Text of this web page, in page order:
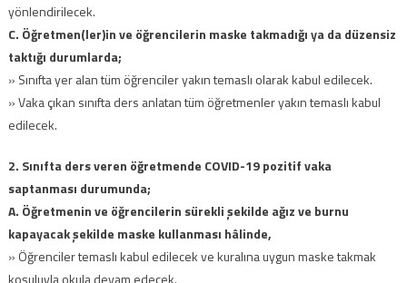
yönlendirilecek.
C. Öğretmen(ler)in ve öğrencilerin maske takmadığı ya da düzensiz
taktığı durumlarda;
» Sınıfta yer alan tüm öğrenciler yakın temaslı olarak kabul edilecek.
» Vaka çıkan sınıfta ders anlatan tüm öğretmenler yakın temaslı kabul
edilecek.
2. Sınıfta ders veren öğretmende COVID-19 pozitif vaka
saptanması durumunda;
A. Öğretmenin ve öğrencilerin sürekli şekilde ağız ve burnu
kapayacak şekilde maske kullanması hâlinde,
» Öğrenciler temaslı kabul edilecek ve kuralına uygun maske takmak
koşuluyla okula devam edecek.